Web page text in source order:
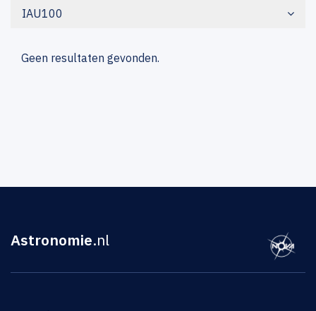
IAU100
Geen resultaten gevonden.
Astronomie.nl